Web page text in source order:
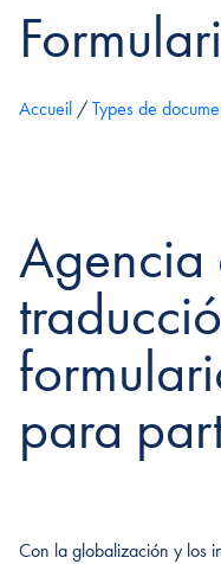
Accueil /Types de
Agencia
para
Con la globalización y los